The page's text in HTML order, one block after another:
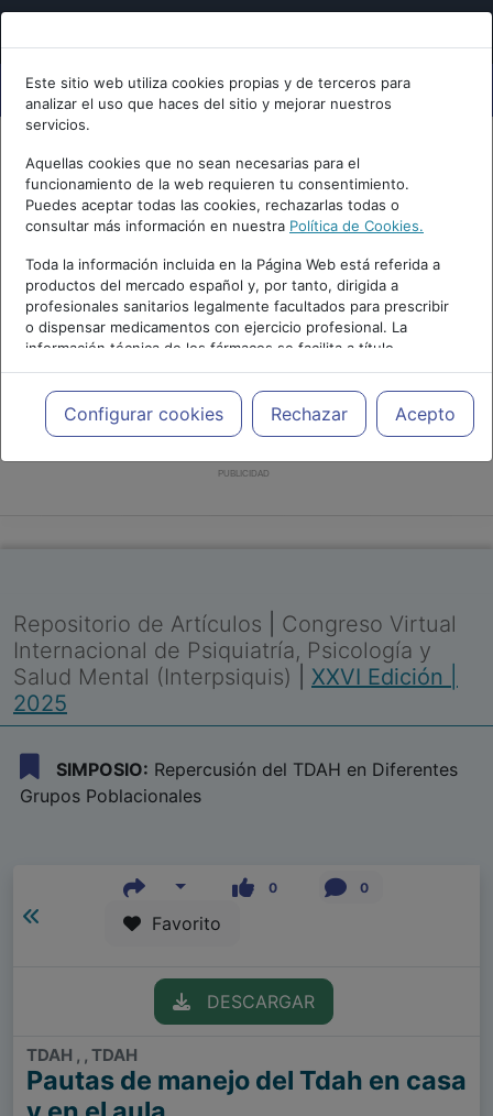
Este sitio web utiliza cookies propias y de terceros para
analizar el uso que haces del sitio y mejorar nuestros
servicios.
Aquellas cookies que no sean necesarias para el
funcionamiento de la web requieren tu consentimiento.
Puedes aceptar todas las cookies, rechazarlas todas o
consultar más información en nuestra Política de Cookies.
Toda la información incluida en la Página Web está referida a
productos del mercado español y, por tanto, dirigida a
profesionales sanitarios legalmente facultados para prescribir
o dispensar medicamentos con ejercicio profesional. La
información técnica de los fármacos se facilita a título
meramente informativo, siendo responsabilidad de los
profesionales facultados prescribir medicamentos y decidir, en
cada caso concreto, el tratamiento más adecuado a las
necesidades del paciente.
Configurar cookies Rechazar Acepto
PUBLICIDAD
Repositorio de Artículos
Congreso Virtual
Internacional de Psiquiatría, Psicología y
Salud Mental (Interpsiquis)
XXVI Edición |
2025
SIMPOSIO: Repercusión del TDAH en Diferentes
Grupos Poblacionales
0 0
Favorito
DESCARGAR
TDAH , , TDAH
Pautas de manejo del Tdah en casa